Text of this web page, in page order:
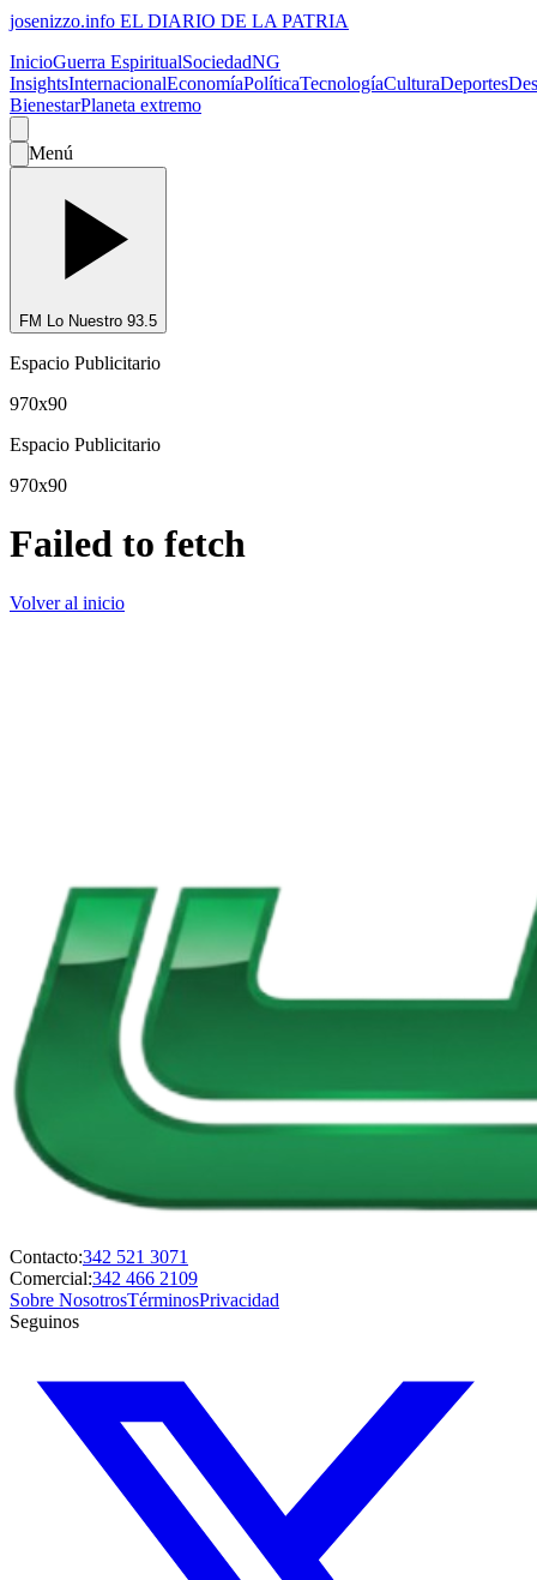
josenizzo.info EL DIARIO DE LA PATRIA
InicioGuerra EspiritualSociedadNG
InsightsInternacionalEconomíaPolíticaTecnologíaCulturaDeportes
BienestarPlaneta extremo
Menú
FM Lo Nuestro 93.5
Espacio Publicitario
970x90
Espacio Publicitario
970x90
Failed to fetch
Volver al inicio
Contacto:342 521 3071
Comercial:342 466 2109
Sobre NosotrosTérminosPrivacidad
Seguinos